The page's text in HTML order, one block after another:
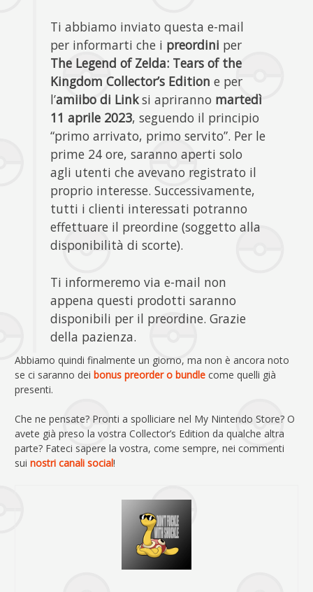
Ti abbiamo inviato questa e-mail
per informarti che i preordini per
The Legend of Zelda: Tears of the
Kingdom Collector’s Edition e per
l’amiibo di Linksi apriranno martedì
11 aprile 2023, seguendo il principio
“primo arrivato, primo servito”. Per le
prime 24 ore, saranno aperti solo
agli utenti che avevano registrato il
proprio interesse. Successivamente,
tutti i clienti interessati potranno
effettuare il preordine (soggetto alla
disponibilità di scorte).
Ti informeremo via e-mail non
appena questi prodotti saranno
disponibili per il preordine. Grazie
della pazienza.
Abbiamo quindi finalmente un giorno, ma non è ancora noto
se ci saranno dei bonus preorder o bundle come quelli già
presenti.
Che ne pensate? Pronti a spolliciare nel My Nintendo Store? O
avete già preso la vostra Collector’s Edition da qualche altra
parte? Fateci sapere la vostra, come sempre, nei commenti
sui nostri canali social!